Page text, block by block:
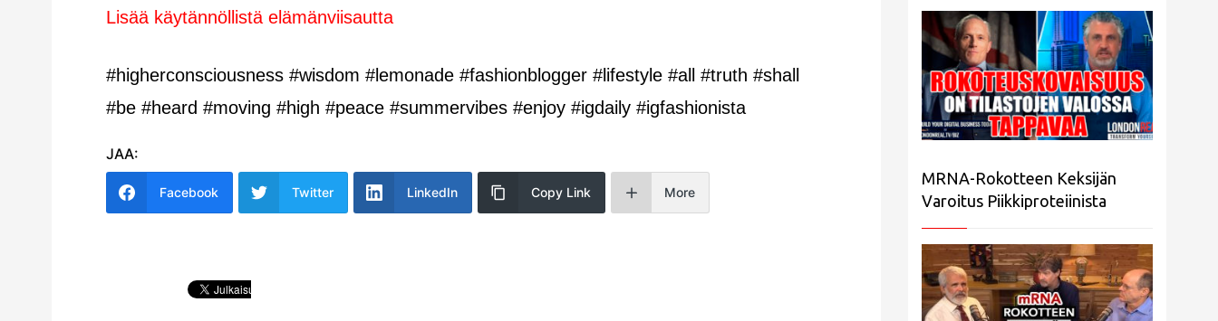
Lisää käytännöllistä elämänviisautta
#higherconsciousness #wisdom #lemonade #fashionblogger #lifestyle #all #truth #shall
#be #heard #moving #high #peace #summervibes #enjoy #igdaily #igfashionista
JAA:
Facebook Twitter LinkedIn Copy Link More
MRNA-Rokotteen Keksijän
Varoitus Piikkiproteiinista